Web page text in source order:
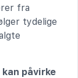
fra
tydelige
påvirke